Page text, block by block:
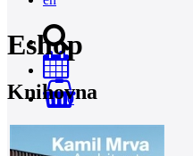
0
Eshop
Knihovna